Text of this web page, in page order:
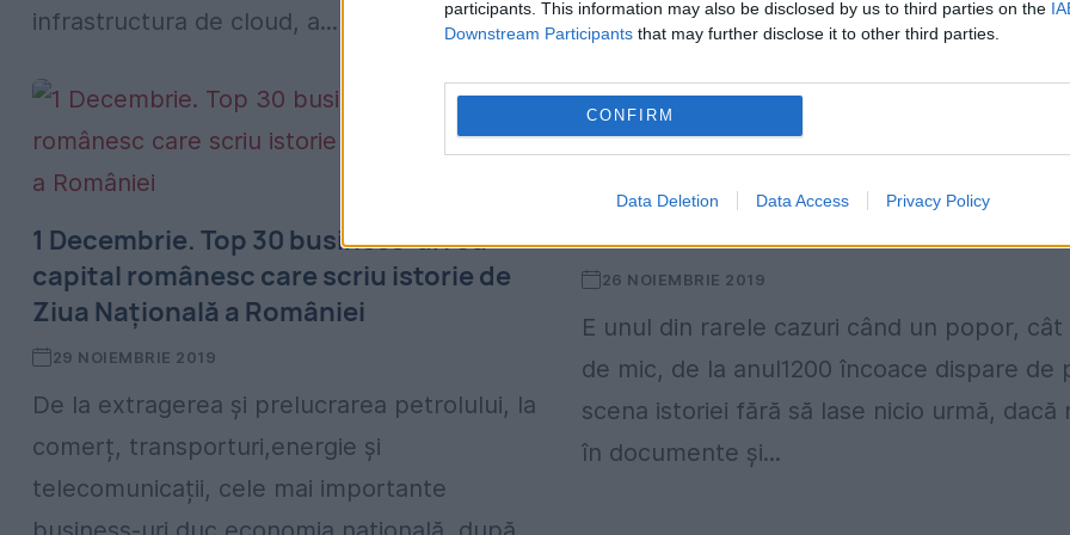
participants. This information may also be disclosed by us to third parties on the
Downstream Participants that may further disclose it to other third parties.
CONFIRM
Data Deletion Data Access Privacy Policy
infrastructura de cloud, a...
1 Decembrie. Top 30 business-uri cu
capital românesc care scriu istorie de
Ziua Națională a României
29 NOIEMBRIE 2019
De la extragerea și prelucrarea petrolului, la
comerț, transporturi,energie și
telecomunicații, cele mai importante
Incredibila dispariție de pe teritoriul
26 NOIEMBRIE 2019
E unul din rarele cazuri când un popor, cât
de mic, de la anul1200 încoace dispare de
scena istoriei fără să lase nicio urmă, dacă
în documente și...